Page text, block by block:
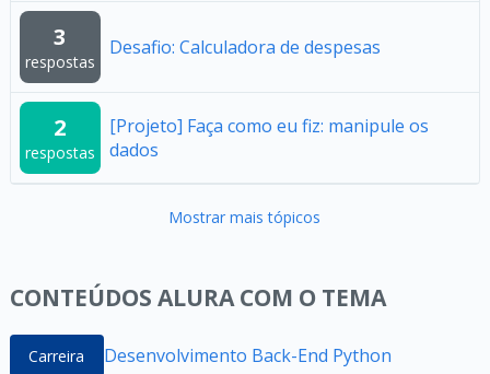
3
respostas
Desafio: Calculadora de despesas
2
respostas
[Projeto] Faça como eu fiz: manipule os
dados
Mostrar mais tópicos
CONTEÚDOS ALURA COM O TEMA
Carreira Desenvolvimento Back-End Python